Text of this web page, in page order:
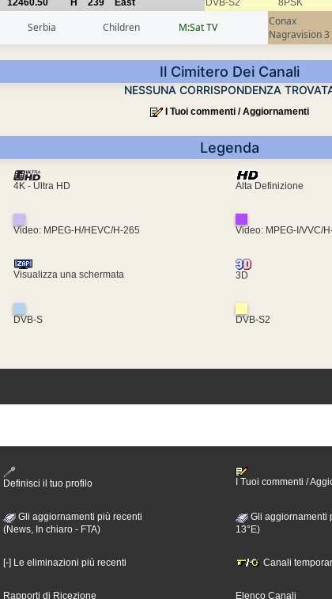
12460.50 H 239 East DVB-S2 8PSK
Serbia Children M:Sat TV
Conax
Nagravision 3
Il Cimitero Dei Canali
NESSUNA CORRISPONDENZA
I Tuoi commenti / Aggiornamenti
Legenda
4K - Ultra HD Alta Definizione
Video: MPEG-H/HEVC/H-265 Video: MPEG-I/VVC/
Visualizza una schermata 3D
DVB-S DVB-S2
Definisci il tuo profilo
I Tuoi commenti /
Gli aggiornamenti più recenti
(News, In chiaro - FTA)
Gli aggiornamenti
13°E)
[-] Le eliminazioni più recenti Canali
Rapporti di Ricezione Elenco Canali